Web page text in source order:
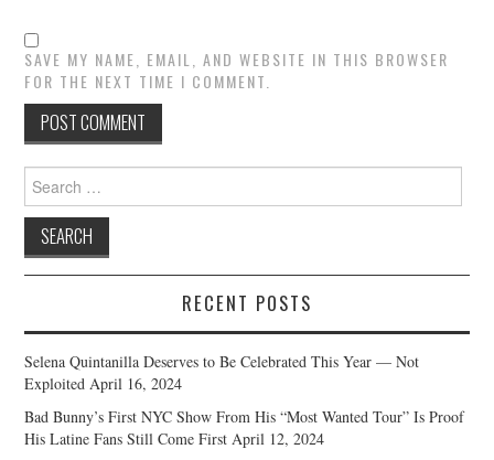
SAVE MY NAME, EMAIL, AND WEBSITE IN THIS BROWSER
FOR THE NEXT TIME I COMMENT.
Search
for:
RECENT POSTS
Selena Quintanilla Deserves to Be Celebrated This Year — Not
Exploited April 16, 2024
Bad Bunny’s First NYC Show From His “Most Wanted Tour” Is Proof
His Latine Fans Still Come First April 12, 2024